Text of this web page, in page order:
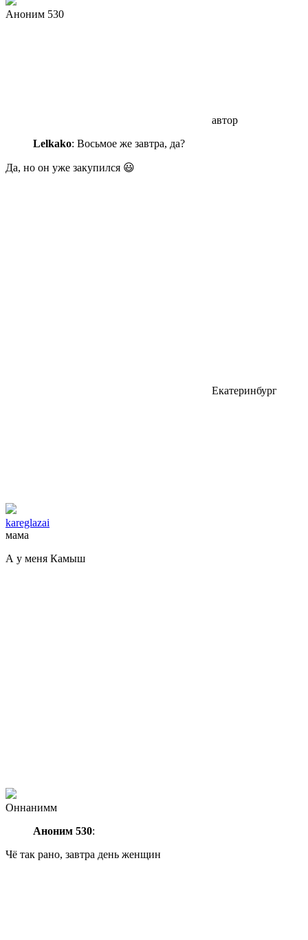
Аноним 530
автор
Lelkako: Восьмое же завтра, да?
Да, но он уже закупился 😃
Екатеринбург
kareglazai
мама
А у меня Камыш
Оннанимм
Аноним 530:
Чё так рано, завтра день женщин